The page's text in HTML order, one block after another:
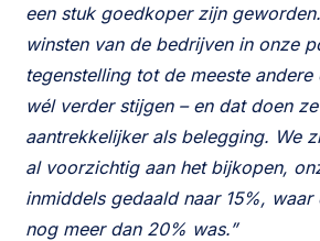
een stuk goedkoper zijn
winsten van de bedrijven in onze
tegenstelling tot de meeste andere
wél verder stijgen – en dat doen
aantrekkelijker als belegging. We
al voorzichtig aan het bijkopen,
inmiddels gedaald naar 15%,
nog meer dan 20% was.”